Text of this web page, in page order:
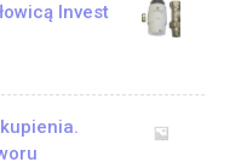
Invest